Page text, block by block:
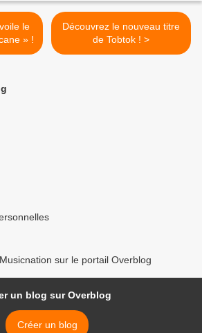
» !
Découvrez le nouveau titre
de Tobtok ! >
sur le portail Overblog
un blog sur Overblog
Créer un blog